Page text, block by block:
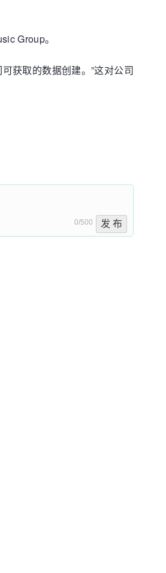
Group。
获取的数据创建。”这对公司
0/500 发 布